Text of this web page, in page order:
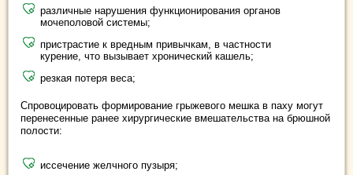
различные нарушения функционирования органов
мочеполовой системы;
пристрастие к вредным привычкам, в частности
курение, что вызывает хронический кашель;
резкая потеря веса;
Спровоцировать формирование грыжевого мешка в паху могут
перенесенные ранее хирургические вмешательства на брюшной
полости:
иссечение желчного пузыря;